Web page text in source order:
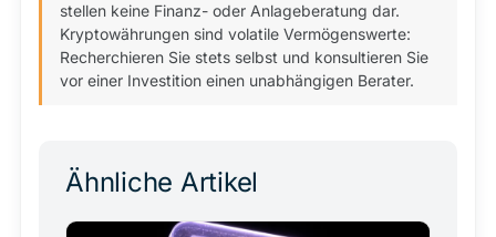
stellen keine Finanz- oder Anlageberatung dar.
Kryptowährungen sind volatile Vermögenswerte:
Recherchieren Sie stets selbst und konsultieren Sie
vor einer Investition einen unabhängigen Berater.
Ähnliche Artikel